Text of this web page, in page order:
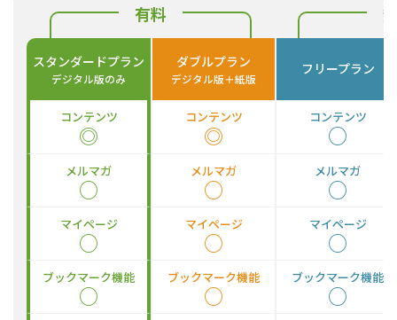
有料
スタンダードプラン
デジタル版のみ
コンテンツ
◎
メルマガ
○
マイページ
○
ブックマーク機能
○
ダブルプラン
デジタル版＋紙版
コンテンツ
◎
メルマガ
○
マイページ
○
ブックマーク機能
○
フリープラン
コンテンツ
○
メルマガ
○
マイページ
○
ブックマーク機能
○